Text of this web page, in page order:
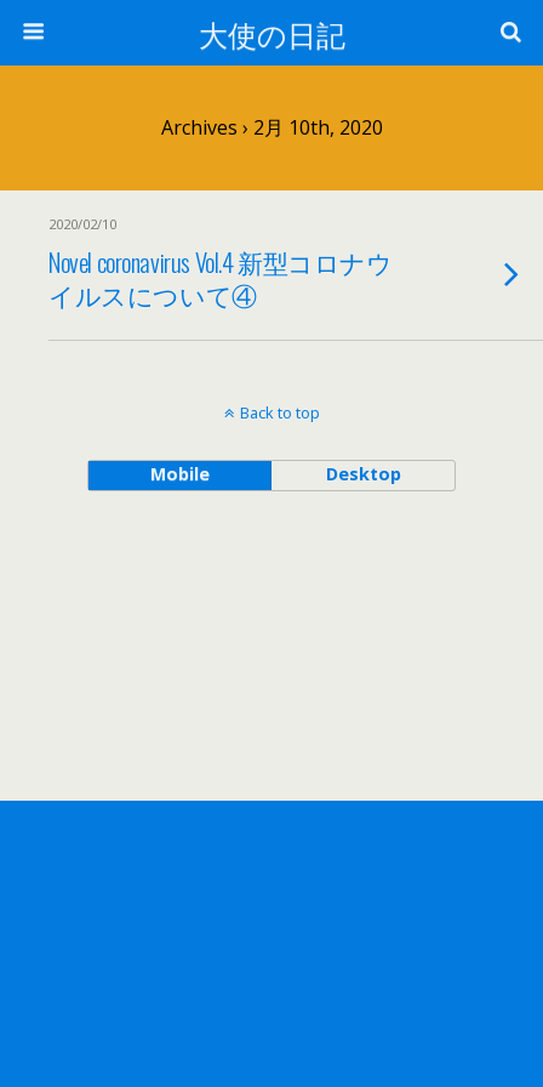
大使の日記
Archives › 2月 10th, 2020
2020/02/10
Novel coronavirus Vol.4 新型コロナウ
イルスについて④
Back to top
Mobile Desktop